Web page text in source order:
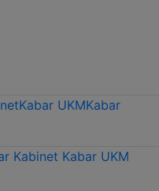
Kabar UKMKabar
Kabinet Kabar UKM